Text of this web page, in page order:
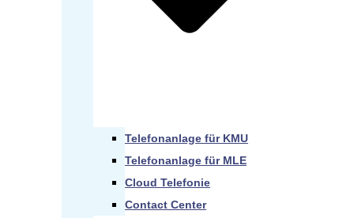
Telefonanlage für KMU
Telefonanlage für MLE
Cloud Telefonie
Contact Center